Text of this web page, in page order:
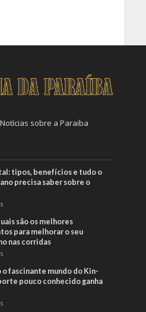
sobre a Paraiba
tipos, benefícios e tudo o
precisa saber sobre o
são os melhores
para melhorar o seu
nas corridas
o fascinante mundo do Kin-
pouco conhecido ganha